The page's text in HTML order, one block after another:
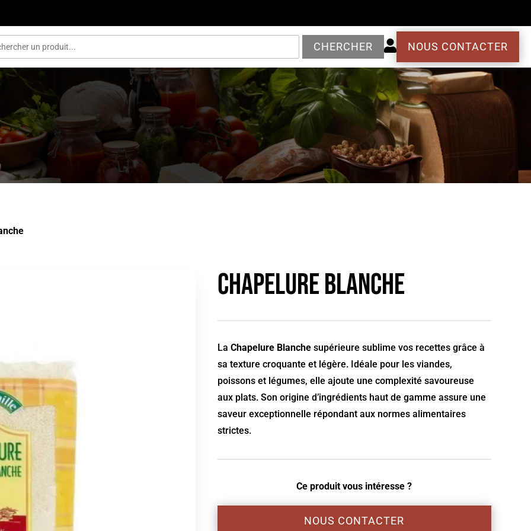
CHERCHER  NOUS CONTACTER
Chapelure blanche
La Chapelure Blanchesupérieure sublime vos recettes grâce à
sa texture croquante et légère. Idéale pour les viandes,
poissons et légumes, elle ajoute une complexité savoureuse
aux plats. Son origine d’ingrédients haut de gamme assure une
saveur exceptionnelle répondant aux normes alimentaires
strictes.
Ce produit vous intéresse ?
NOUS CONTACTER